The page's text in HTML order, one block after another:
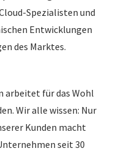
Spezialisten und
Entwicklungen
des Marktes.
arbeitet für das Wohl
Wir alle wissen: Nur
Kunden macht
seit 30